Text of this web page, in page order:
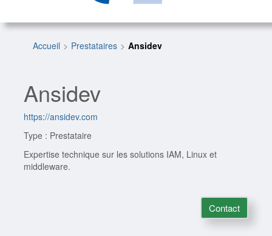
Accueil Prestataires Ansidev
Ansidev
https://ansidev.com
Type : Prestataire
Expertise technique sur les solutions IAM, Linux et
middleware.
Contact